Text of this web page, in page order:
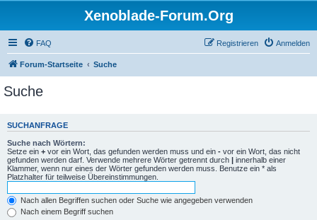
Xenoblade-Forum.Org
FAQ Anmelden
Registrieren
Forum-Startseite Suche
Suche
SUCHANFRAGE
Suche nach Wörtern:
Setze ein + vor ein Wort, das gefunden werden muss und ein - vor ein Wort, das nicht
gefunden werden darf. Verwende mehrere Wörter getrennt durch | innerhalb einer
Klammer, wenn nur eines der Wörter gefunden werden muss. Benutze ein * als
Platzhalter für teilweise Übereinstimmungen.
Nach allen Begriffen suchen oder Suche wie angegeben verwenden
Nach einem Begriff suchen